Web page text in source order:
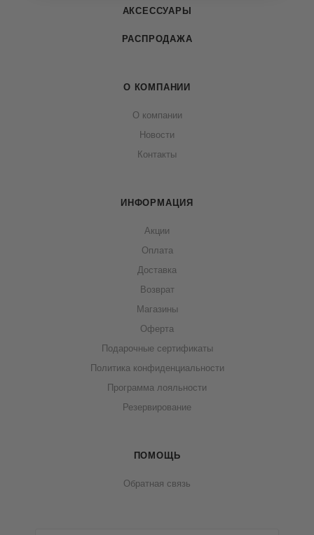
АКСЕССУАРЫ
РАСПРОДАЖА
О КОМПАНИИ
О компании
Новости
Контакты
ИНФОРМАЦИЯ
Акции
Оплата
Доставка
Возврат
Магазины
Оферта
Подарочные сертификаты
Политика конфиденциальности
Программа лояльности
Резервирование
ПОМОЩЬ
Обратная связь